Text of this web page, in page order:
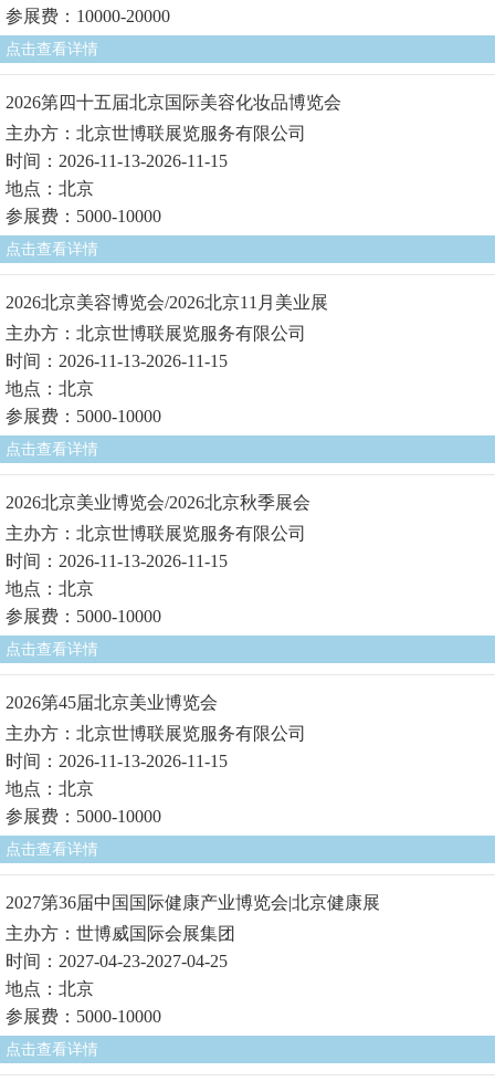
参展费：10000-20000
点击查看详情
2026第四十五届北京国际美容化妆品博览会
主办方：北京世博联展览服务有限公司
时间：2026-11-13-2026-11-15
地点：北京
参展费：5000-10000
点击查看详情
2026北京美容博览会/2026北京11月美业展
主办方：北京世博联展览服务有限公司
时间：2026-11-13-2026-11-15
地点：北京
参展费：5000-10000
点击查看详情
2026北京美业博览会/2026北京秋季展会
主办方：北京世博联展览服务有限公司
时间：2026-11-13-2026-11-15
地点：北京
参展费：5000-10000
点击查看详情
2026第45届北京美业博览会
主办方：北京世博联展览服务有限公司
时间：2026-11-13-2026-11-15
地点：北京
参展费：5000-10000
点击查看详情
2027第36届中国国际健康产业博览会|北京健康展
主办方：世博威国际会展集团
时间：2027-04-23-2027-04-25
地点：北京
参展费：5000-10000
点击查看详情